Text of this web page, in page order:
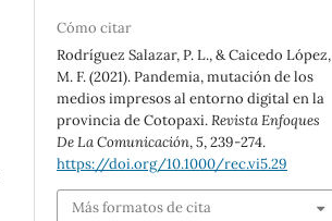
Cómo citar
Rodríguez Salazar, P. L., & Caicedo López,
M. F. (2021). Pandemia, mutación de los
medios impresos al entorno digital en la
provincia de Cotopaxi.Revista Enfoques
De La Comunicación,5, 239-274.
https://doi.org/10.1000/rec.vi5.29
Más formatos de cita